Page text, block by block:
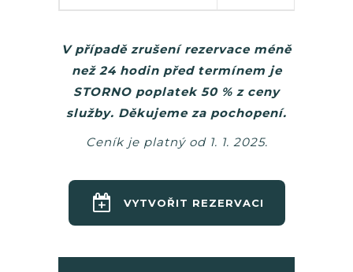
V případě zrušení rezervace méně
než 24 hodin před termínem je
STORNO poplatek 50 % z ceny
služby. Děkujeme za pochopení.
Ceník je platný od 1. 1. 2025.
VYTVOŘIT REZERVACI